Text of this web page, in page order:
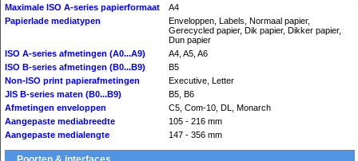
Maximale ISO A-series papierformaat
A4
Papierlade mediatypen
Enveloppen, Labels, Normaal papier,
Gerecycled papier, Dik papier, Dikker papier,
Dun papier
ISO A-series afmetingen (A0...A9)
A4, A5, A6
ISO B-series afmetingen (B0...B9)
B5
Non-ISO print papierafmetingen
Executive, Letter
JIS B-series maten (B0...B9)
B5, B6
Afmetingen enveloppen
C5, Com-10, DL, Monarch
Aangepaste mediabreedte
105 - 216 mm
Aangepaste medialengte
147 - 356 mm